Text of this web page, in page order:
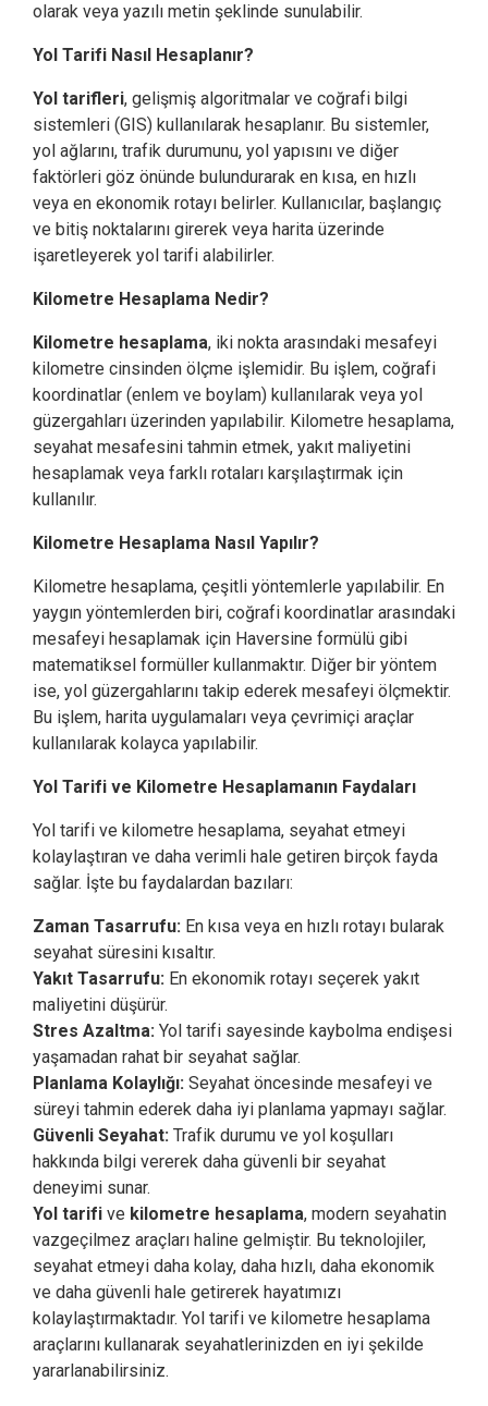
olarak veya yazılı metin şeklinde sunulabilir.
Yol Tarifi Nasıl Hesaplanır?
Yol tarifleri, gelişmiş algoritmalar ve coğrafi bilgi
sistemleri (GIS) kullanılarak hesaplanır. Bu sistemler,
yol ağlarını, trafik durumunu, yol yapısını ve diğer
faktörleri göz önünde bulundurarak en kısa, en hızlı
veya en ekonomik rotayı belirler. Kullanıcılar, başlangıç
ve bitiş noktalarını girerek veya harita üzerinde
işaretleyerek yol tarifi alabilirler.
Kilometre Hesaplama Nedir?
Kilometre hesaplama, iki nokta arasındaki mesafeyi
kilometre cinsinden ölçme işlemidir. Bu işlem, coğrafi
koordinatlar (enlem ve boylam) kullanılarak veya yol
güzergahları üzerinden yapılabilir. Kilometre hesaplama,
seyahat mesafesini tahmin etmek, yakıt maliyetini
hesaplamak veya farklı rotaları karşılaştırmak için
kullanılır.
Kilometre Hesaplama Nasıl Yapılır?
Kilometre hesaplama, çeşitli yöntemlerle yapılabilir. En
yaygın yöntemlerden biri, coğrafi koordinatlar arasındaki
mesafeyi hesaplamak için Haversine formülü gibi
matematiksel formüller kullanmaktır. Diğer bir yöntem
ise, yol güzergahlarını takip ederek mesafeyi ölçmektir.
Bu işlem, harita uygulamaları veya çevrimiçi araçlar
kullanılarak kolayca yapılabilir.
Yol Tarifi ve Kilometre Hesaplamanın Faydaları
Yol tarifi ve kilometre hesaplama, seyahat etmeyi
kolaylaştıran ve daha verimli hale getiren birçok fayda
sağlar. İşte bu faydalardan bazıları:
Zaman Tasarrufu: En kısa veya en hızlı rotayı bularak
seyahat süresini kısaltır.
Yakıt Tasarrufu: En ekonomik rotayı seçerek yakıt
maliyetini düşürür.
Stres Azaltma: Yol tarifi sayesinde kaybolma endişesi
yaşamadan rahat bir seyahat sağlar.
Planlama Kolaylığı: Seyahat öncesinde mesafeyi ve
süreyi tahmin ederek daha iyi planlama yapmayı sağlar.
Güvenli Seyahat: Trafik durumu ve yol koşulları
hakkında bilgi vererek daha güvenli bir seyahat
deneyimi sunar.
Yol tarifi ve kilometre hesaplama, modern seyahatin
vazgeçilmez araçları haline gelmiştir. Bu teknolojiler,
seyahat etmeyi daha kolay, daha hızlı, daha ekonomik
ve daha güvenli hale getirerek hayatımızı
kolaylaştırmaktadır. Yol tarifi ve kilometre hesaplama
araçlarını kullanarak seyahatlerinizden en iyi şekilde
yararlanabilirsiniz.